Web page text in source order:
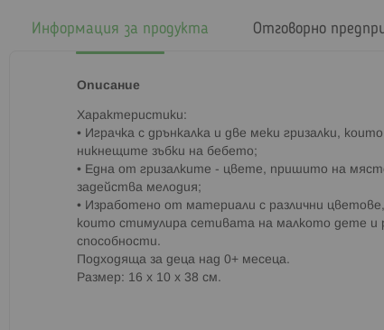
Информация за продукта
Описание
Характеристики:
• Играчка с дрънкалка и две меки гризалки,
никнещите зъбки на бебето;
• Една от гризалките - цвете, пришито на
задейства мелодия;
• Изработено от материали с различни
които стимулира сетивата на малкото дете и
способности.
Подходяща за деца над 0+ месеца.
Размер: 16 х 10 х 38 см.
Отговорно